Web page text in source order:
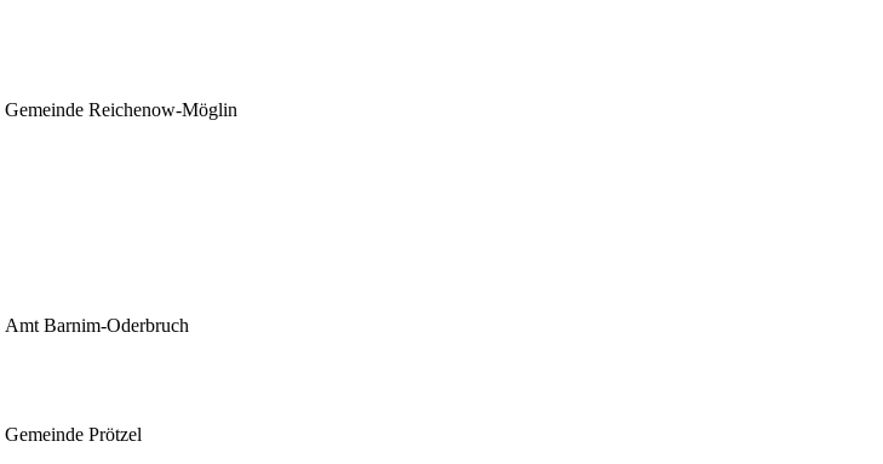
Gemeinde Reichenow-Möglin
Amt Barnim-Oderbruch
Gemeinde Prötzel